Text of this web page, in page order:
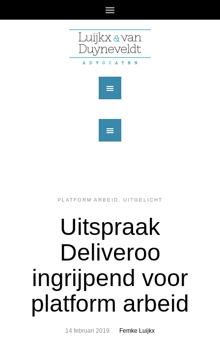
PLATFORM ARBEID UITGELICHT
Uitspraak
Deliveroo
ingrijpend voor
platform arbeid
14 februari 2019 Femke Luijkx